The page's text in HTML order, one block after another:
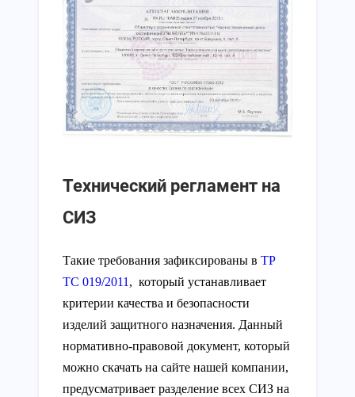
Технический регламент на
СИЗ
Такие требования зафиксированы в ТР
ТС 019/2011 , который устанавливает
критерии качества и безопасности
изделий защитного назначения. Данный
нормативно-правовой документ, который
можно скачать на сайте нашей компании,
предусматривает разделение всех СИЗ на